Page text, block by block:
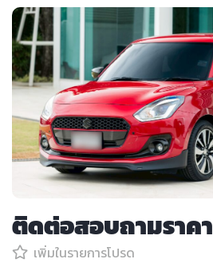
ติดต่อสอบถามราคา
เพิ่มในรายการโปรด